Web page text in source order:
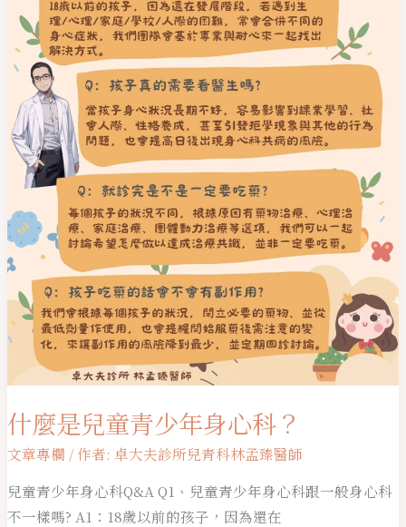
什麼是兒童青少年身心科？
文章專欄 / 作者:卓大夫診所兒青科林孟臻醫師
兒童青少年身心科Q&A Q1、兒童青少年身心科跟一般身心科
不一樣嗎? A1：18歲以前的孩子，因為還在
少
年
心
科？